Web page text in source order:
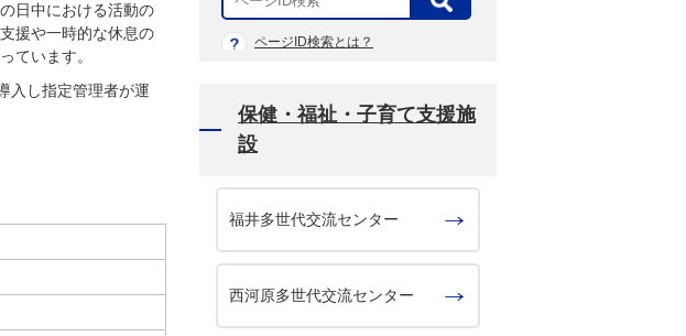
日中における活動の
援や一時的な休息の
ています。
入し指定管理者が運
表
ページID検索とは？
保健・福祉・子育て支援施
設
福井多世代交流センター
西河原多世代交流センター